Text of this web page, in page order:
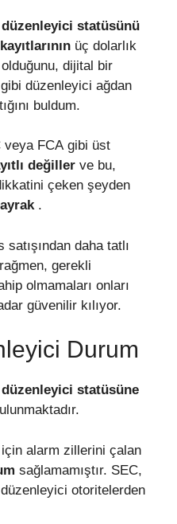
düzenleyici statüsünü
üç dolarlık
dijital bir
düzenleyici ağdan
buldum.
veya FCA gibi üst
değiller ve bu,
çeken şeyden
.
daha tatlı
gerekli
olmamaları onları
güvenilir kılıyor.
Durum
düzenleyici statüsüne
için alarm zillerini çalan
sağlamamıştır. SEC,
otoritelerden